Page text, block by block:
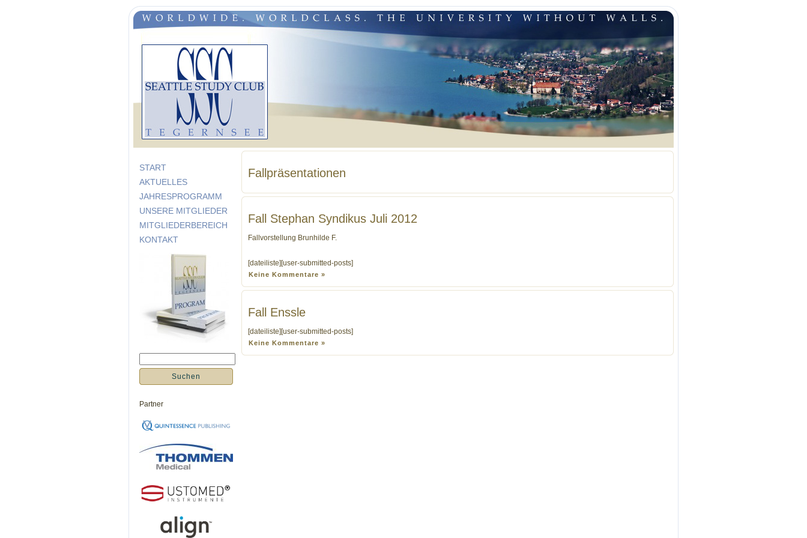
START
AKTUELLES
JAHRESPROGRAMM
UNSERE MITGLIEDER
MITGLIEDERBEREICH
KONTAKT
Partner
Fallpräsentationen
Fall Stephan Syndikus Juli 2012
Fallvorstellung Brunhilde F.
[dateiliste][user-submitted-posts]
Keine Kommentare »
Fall Enssle
[dateiliste][user-submitted-posts]
Keine Kommentare »